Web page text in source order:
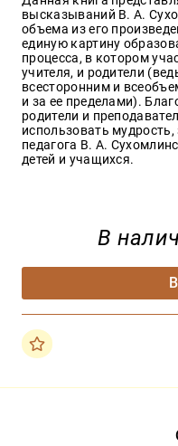
высказываний В. А.
объема из его
единую картину
процесса, в котором
учителя, и родители
всесторонним и
и за ее пределами).
родители и
использовать
педагога В. А.
детей и учащихся.
В
+7(499)
350-17-
79
Москва
pochta@den-
magazin.ru